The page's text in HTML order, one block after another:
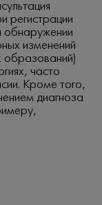
регистрации
обнаружении
изменений
образований)
часто
Кроме того,
диагноза